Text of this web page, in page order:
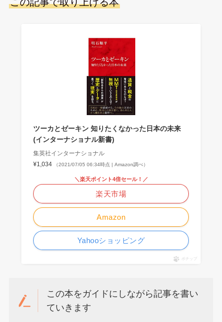
ツーカとゼーキン 知りたくなかった日本の未来
(インターナショナル新書)
集英社インターナショナル
¥1,034
（2021/07/05 06:34時点 | Amazon調べ）
Amazon
＼楽天ポイント4倍セール！／
楽天市場
Yahooショッピング
ポチップ
この本をガイドにしながら記事を書い
ていきます